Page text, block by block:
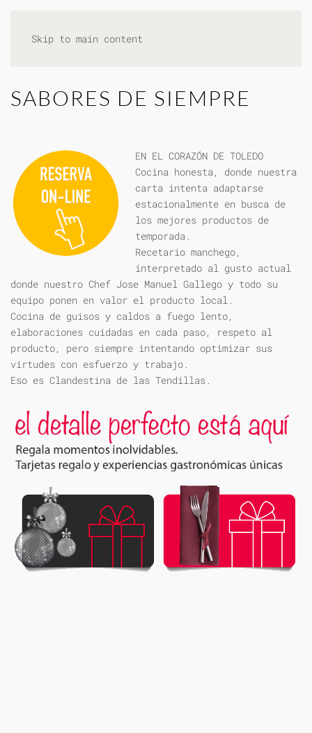
Skip to main content
SABORES DE SIEMPRE
EN EL CORAZÓN DE TOLEDO
Cocina honesta, donde nuestra
carta intenta adaptarse
estacionalmente en busca de
los mejores productos de
temporada.
Recetario manchego,
interpretado al gusto actual
donde nuestro Chef Jose Manuel Gallego y todo su
equipo ponen en valor el producto local.
Cocina de guisos y caldos a fuego lento,
elaboraciones cuidadas en cada paso, respeto al
producto, pero siempre intentando optimizar sus
virtudes con esfuerzo y trabajo.
Eso es Clandestina de las Tendillas.